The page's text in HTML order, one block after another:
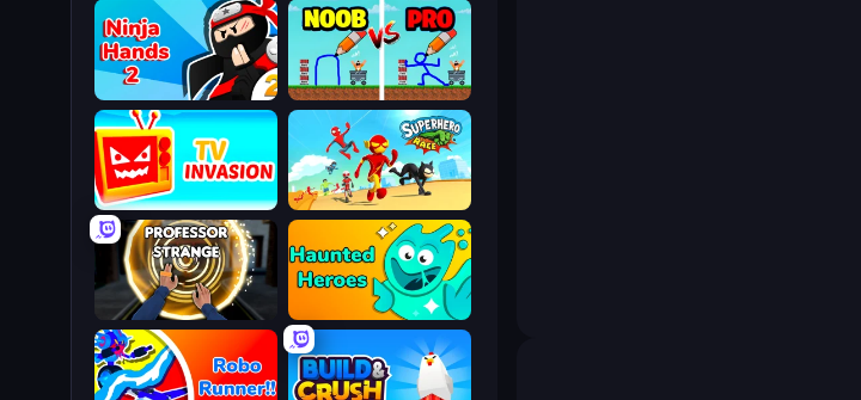
DOP Noob: Draw to Save
Ninja Hands 2
Superhero Race!
TV Invasion
Haunted Heroes
Professor Strange